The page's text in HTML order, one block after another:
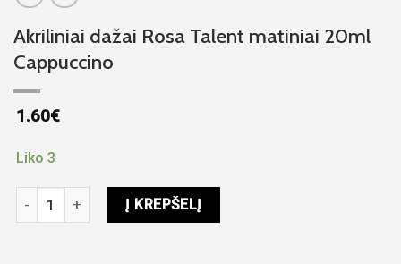
Akriliniai dažai Rosa Talent matiniai 20ml
Cappuccino
1.60€
Liko 3
produkto kiekis: Akriliniai dažai Rosa Talent matiniai 20ml
Į KREPŠELĮ